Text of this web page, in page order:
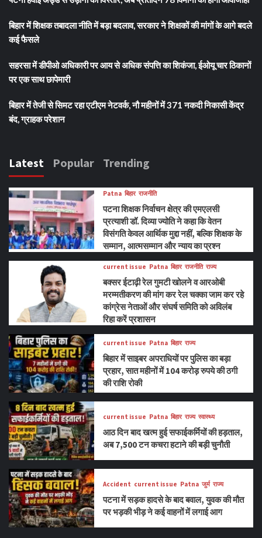
बिहार में शिक्षक तबादला नीति में बड़ा बदलाव, सरकार ने शिक्षकों की मांगों के आगे बदले
कई फैसले
सहरसा में डीपीओ अधिकारी पर आय से अधिक संपत्ति का शिकंजा, ईओयू चार ठिकानों
पर एक साथ छापेमारी
बिहार में तेजी से सिमट रहा एटीएम नेटवर्क, नौ महीनों में 371 नकदी निकासी केंद्र
बंद, ग्राहक परेशान
Latest Popular Trending
Patna बिहार राजनीति
पटना शिक्षक निर्वाचन क्षेत्र की एमएलसी
प्रत्याशी डॉ. दिव्या ज्योति ने कहा कि वेतन
विसंगति केवल आर्थिक मुद्दा नहीं, बल्कि शिक्षक के
सम्मान, आत्मसम्मान और न्याय का प्रश्न
current issue Patna बिहार राजनीति राज्य
बक्सर ईटाढ़ी रेल गुमटी खोलने व आरओबी
मरम्मतीकरण की मांग कर रेल चक्का जाम कर रहे
कांग्रेस नेताओं और संघर्ष समिति को अविलंब
रिहा करें प्रशासन
current issue Patna बिहार राज्य
बिहार में साइबर अपराधियों पर पुलिस का बड़ा
प्रहार, सात महीनों में 104 करोड़ रुपये की ठगी
की राशि रोकी
current issue Patna बिहार राज्य स्वास्थ्य
आठ दिन बाद खत्म हुई सफाईकर्मियों की हड़ताल,
अब 7,500 टन कचरा हटाने की बड़ी चुनौती
Accident current issue Patna जुर्म राज्य
पटना में सड़क हादसे के बाद बवाल, युवक की मौत
पर भड़की भीड़ ने कई वाहनों में लगाई आग